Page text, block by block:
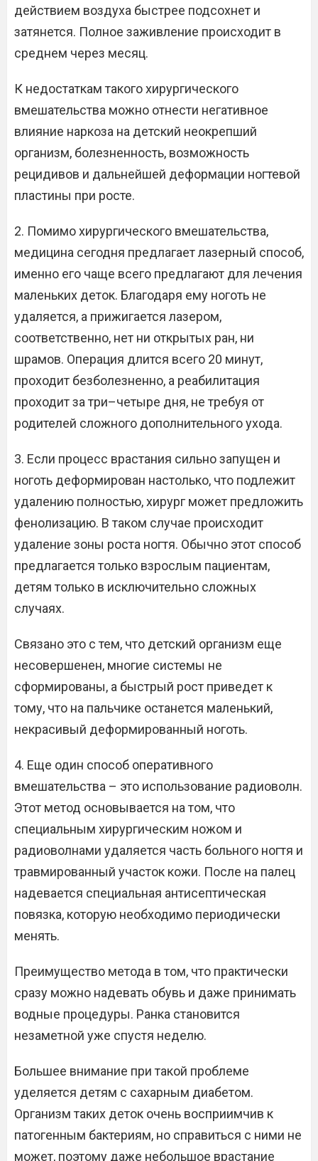
действием воздуха быстрее подсохнет и
затянется. Полное заживление происходит в
среднем через месяц.
К недостаткам такого хирургического
вмешательства можно отнести негативное
влияние наркоза на детский неокрепший
организм, болезненность, возможность
рецидивов и дальнейшей деформации ногтевой
пластины при росте.
2. Помимо хирургического вмешательства,
медицина сегодня предлагает лазерный способ,
именно его чаще всего предлагают для лечения
маленьких деток. Благодаря ему ноготь не
удаляется, а прижигается лазером,
соответственно, нет ни открытых ран, ни
шрамов. Операция длится всего 20 минут,
проходит безболезненно, а реабилитация
проходит за три–четыре дня, не требуя от
родителей сложного дополнительного ухода.
3. Если процесс врастания сильно запущен и
ноготь деформирован настолько, что подлежит
удалению полностью, хирург может предложить
фенолизацию. В таком случае происходит
удаление зоны роста ногтя. Обычно этот способ
предлагается только взрослым пациентам,
детям только в исключительно сложных
случаях.
Связано это с тем, что детский организм еще
несовершенен, многие системы не
сформированы, а быстрый рост приведет к
тому, что на пальчике останется маленький,
некрасивый деформированный ноготь.
4. Еще один способ оперативного
вмешательства – это использование радиоволн.
Этот метод основывается на том, что
специальным хирургическим ножом и
радиоволнами удаляется часть больного ногтя и
травмированный участок кожи. После на палец
надевается специальная антисептическая
повязка, которую необходимо периодически
менять.
Преимущество метода в том, что практически
сразу можно надевать обувь и даже принимать
водные процедуры. Ранка становится
незаметной уже спустя неделю.
Большее внимание при такой проблеме
уделяется детям с сахарным диабетом.
Организм таких деток очень восприимчив к
патогенным бактериям, но справиться с ними не
может, поэтому даже небольшое врастание